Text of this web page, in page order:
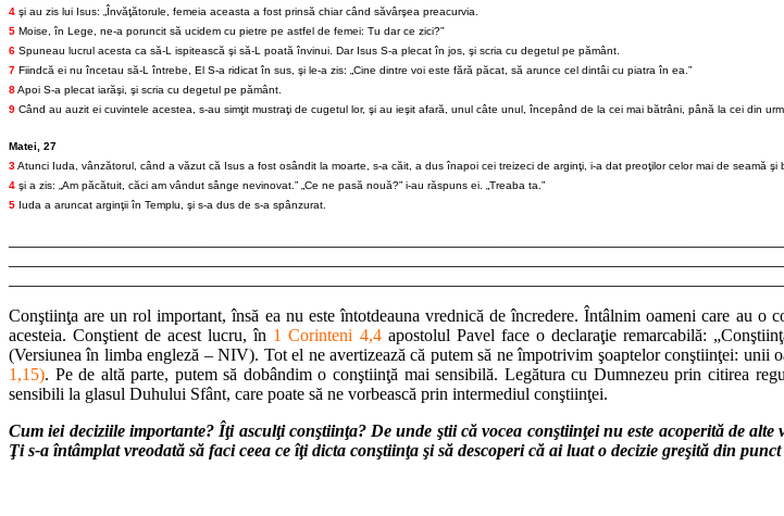
4 şi au zis lui Isus: „Învăţătorule, femeia aceasta a fost prinsă chiar când săvârşea preacurvia.
5 Moise, în Lege, ne-a poruncit să ucidem cu pietre pe astfel de femei: Tu dar ce zici?”
6 Spuneau lucrul acesta ca să-L ispitească şi să-L poată învinui. Dar Isus S-a plecat în jos, şi scria cu degetul pe pământ.
7 Fiindcă ei nu încetau să-L întrebe, El S-a ridicat în sus, şi le-a zis: „Cine dintre voi este fără păcat, să arunce cel dintâi cu piatra în ea.”
8Apoi S-a plecat iarăşi, şi scria cu degetul pe pământ.
9 Când au auzit ei cuvintele acestea, s-au simţit mustraţi de cugetul lor, şi au ieşit afară, unul câte unul, începând de la cei mai bătrâni, până la cei din
Matei, 27
3Atunci Iuda, vânzătorul, când a văzut că Isus a fost osândit la moarte, s-a căit, a dus înapoi cei treizeci de arginţi, i-a dat preoţilor celor mai de seamă şi
4 şi a zis: „Am păcătuit, căci am vândut sânge nevinovat.” „Ce ne pasă nouă?” i-au răspuns ei. „Treaba ta.”
5 Iuda a aruncat arginţii în Templu, şi s-a dus de s-a spânzurat.
Conştiinţa are un rol important, însă ea nu este întotdeauna vrednică de încredere. Întâlnim oameni care au
acesteia. Conştient de acest lucru, în 1 Corinteni 4,4apostolul Pavel face o declaraţie remarcabilă:
(Versiunea în limba engleză – NIV). Tot el ne avertizează că putem să ne împotrivim şoaptelor conştiinţei: unii
1,15). Pe de altă parte, putem să dobândim o conştiinţă mai sensibilă. Legătura cu Dumnezeu prin citirea
sensibili la glasul Duhului Sfânt, care poate să ne vorbească prin intermediul conştiinţei.
Cum iei deciziile importante? Îţi asculţi conştiinţa? De unde ştii că vocea conştiinţei nu este acoperită de
Ţi s-a întâmplat vreodată să faci ceea ce îţi dicta conştiinţa şi să descoperi că ai luat o decizie greşită din